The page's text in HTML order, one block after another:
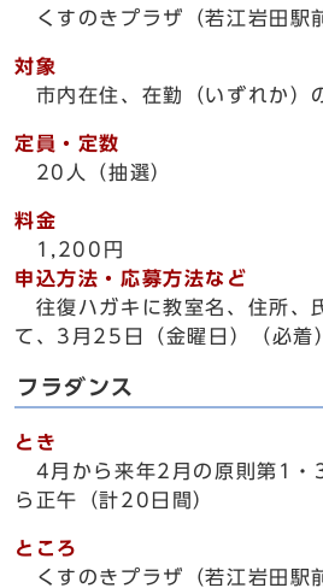
くすのきプラザ（若江岩田駅
対象
市内在住、在勤（いずれか）
定員・定数
20人（抽選）
料金
1,200円
申込方法・応募方法など
往復ハガキに教室名、住所、
て、3月25日（金曜日）（必着
フラダンス
とき
4月から来年2月の原則第1・
ら正午（計20日間）
ところ
くすのきプラザ（若江岩田駅